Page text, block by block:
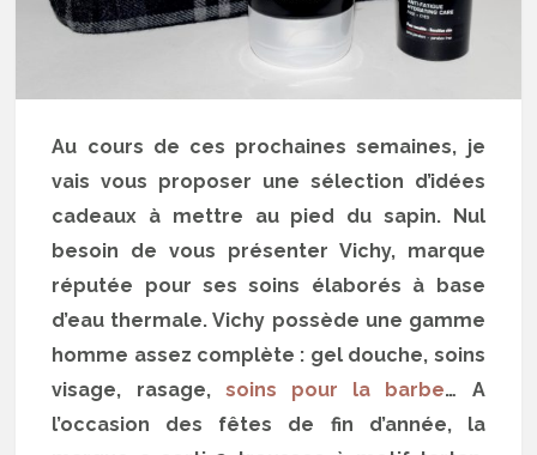
Au cours de ces prochaines semaines, je
vais vous proposer une sélection d’idées
cadeaux à mettre au pied du sapin. Nul
besoin de vous présenter Vichy, marque
réputée pour ses soins élaborés à base
d’eau thermale. Vichy possède une gamme
homme assez complète : gel douche, soins
visage, rasage, soins pour la barbe… A
l’occasion des fêtes de fin d’année, la